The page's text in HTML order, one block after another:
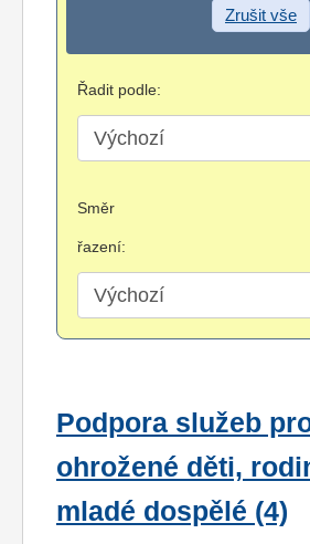
Zrušit vše
Řadit podle:
Směr
řazení:
Podpora služeb
ohrožené děti,
mladé dospělé (4)